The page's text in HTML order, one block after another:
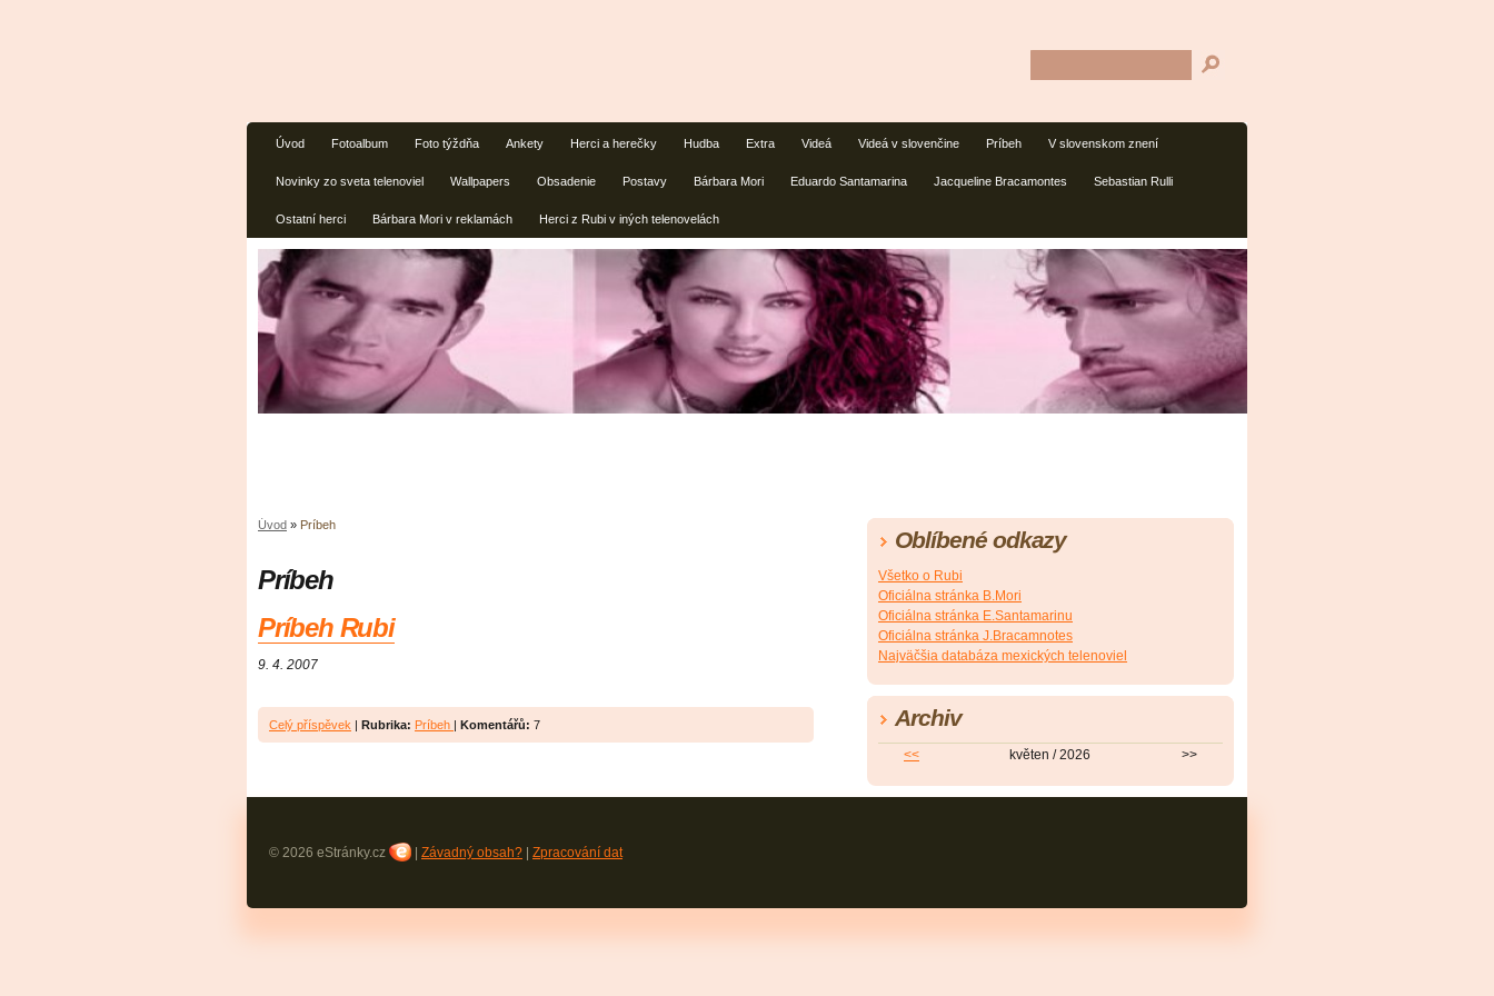
Úvod Fotoalbum Foto týždňa Ankety Herci a herečky Hudba Extra Videá Videá v slovenčine Príbeh V slovenskom znení
Novinky zo sveta telenoviel Wallpapers Obsadenie Postavy Bárbara Mori Eduardo Santamarina Jacqueline Bracamontes Sebastian Rulli
Ostatní herci Bárbara Mori v reklamách Herci z Rubi v iných telenovelách
Úvod » Príbeh
Príbeh
Príbeh Rubi
9. 4. 2007
Celý příspěvek | Rubrika: Príbeh | Komentářů: 7
Oblíbené odkazy
Všetko o Rubi
Oficiálna stránka B.Mori
Oficiálna stránka E.Santamarinu
Oficiálna stránka J.Bracamnotes
Najväčšia databáza mexických telenoviel
Archiv
<< květen / 2026 >>
© 2026 eStránky.cz Závadný obsah? Zpracování dat